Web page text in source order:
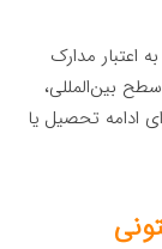
اعتبار مدارک
بین‌المللی،
ادامه تحصیل یا